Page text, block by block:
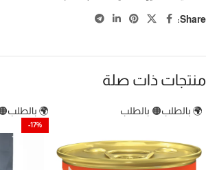
Share:
منتجات ذات صلة
🌍 بالطلب🟠 بالطلب 🌍 بالطلب
-17%